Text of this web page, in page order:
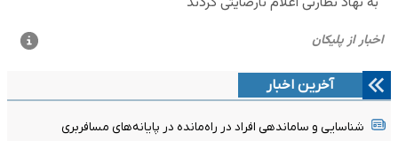
آخرین اخبار
شناسایی و ساماندهی افراد در راه‌مانده در پایانه‌های مسافربری